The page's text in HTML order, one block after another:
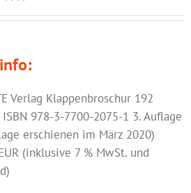
Verlag Klappenbroschur 192
978-3-7700-2075-1 3. Auflage
erschienen im März 2020)
(inklusive 7 % MwSt. und